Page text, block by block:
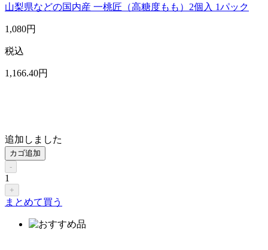
山梨県などの国内産 一桃匠（高糖度もも）2個入 1パック
1,080円
税込
1,166.40円
追加しました
カゴ追加
-
1
+
まとめて買う